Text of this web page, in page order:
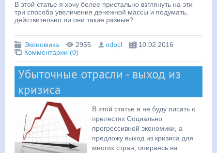
В этой статье я хочу более пристально взглянуть на эти
три способа увеличения денежной массы и подумать,
действительно ли они такие разные?
Экономика 2955 odpcl
10.02.2016
Комментарии (0)
Убыточные отрасли - выход из
кризиса
В этой статье я не буду писать о
прелестях Социально
прогрессивной экономики, а
предложу выход из кризиса для
многих стран, опираясь на